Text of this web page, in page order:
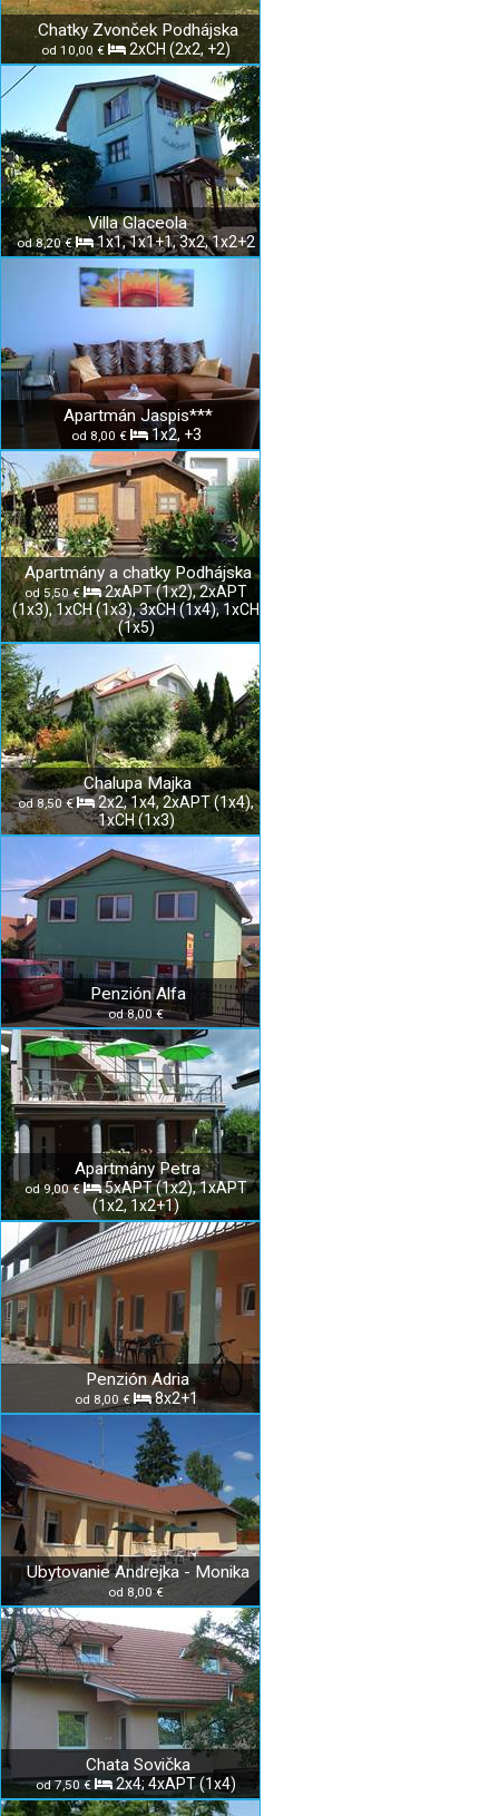
Chatky Zvonček Podhájska
od 10,00 € 2xCH (2x2, +2)
Villa Glaceola
od 8,20 € 1x1, 1x1+1, 3x2, 1x2+2
Apartmán Jaspis***
od 8,00 € 1x2, +3
Apartmány a chatky Podhájska
od 5,50 €
2xAPT (1x2), 2xAPT
(1x3), 1xCH (1x3), 3xCH (1x4), 1xCH
(1x5)
Chalupa Majka
od 8,50 €
2x2, 1x4, 2xAPT (1x4),
1xCH (1x3)
Penzión Alfa
od 8,00 €
Apartmány Petra
od 9,00 €
5xAPT (1x2), 1xAPT
(1x2, 1x2+1)
Penzión Adria
od 8,00 € 8x2+1
Ubytovanie Andrejka - Monika
od 8,00 €
Chata Sovička
od 7,50 € 2x4; 4xAPT (1x4)